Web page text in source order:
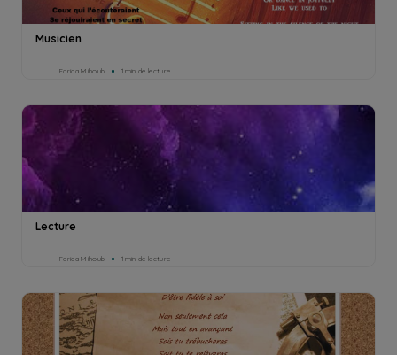
Musicien
Farida Mihoub 1min de lecture
Lecture
Farida Mihoub 1min de lecture